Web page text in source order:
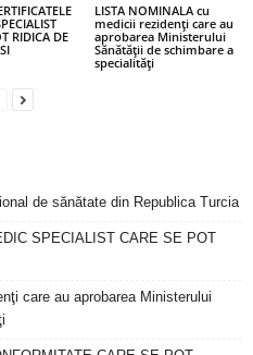
RIDICA DE
LISTA NOMINALA cu
medicii rezidenţi care au
aprobarea Ministerului
Sănătăţii de schimbare a
specialităţi
de sănătate din Republica Turcia
SPECIALIST CARE SE POT
care au aprobarea Ministerului